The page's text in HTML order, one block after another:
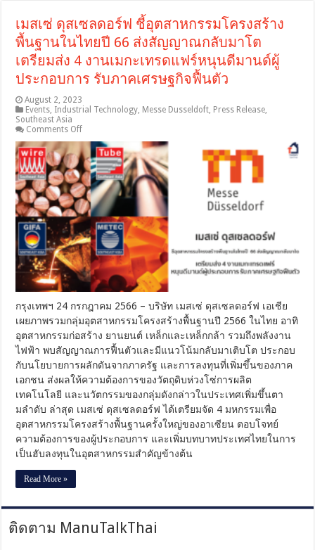
เมสเซ่ ดุสเซลดอร์ฟ ชี้อุตสาหกรรมโครงสร้าง
พื้นฐานในไทยปี 66 ส่งสัญญาณกลับมาโต
เตรียมส่ง 4 งานเมกะเทรดแฟร์หนุนดีมานด์ผู้
ประกอบการ รับภาคเศรษฐกิจฟื้นตัว
August 2, 2023
Events Industrial Technology Messe Dusseldoft Press Release
Southeast Asia
Comments Offon
เม
สเซ่
ดุ
ส
เซ
ลด
อร์ฟ
ชี้
อุตสาหกรรม
โครงสร้าง
พื้น
ฐาน
ไทย
ปี
66
ส่ง
สัญญาณ
กลับ
มา
เตรียม
ส่ง
4
งาน
หนุน
ดีมานด์
ผู้
กรุงเทพฯ 24 กรกฎาคม 2566 – บริษัท เมสเซ่ ดุสเซลดอร์ฟ เอเชีย
เผยภาพรวมกลุ่มอุตสาหกรรมโครงสร้างพื้นฐานปี 2566 ในไทย อาทิ
อุตสาหกรรมก่อสร้าง ยานยนต์ เหล็กและเหล็กกล้า รวมถึงพลังงาน
ไฟฟ้า พบสัญญาณการฟื้นตัวและมีแนวโน้มกลับมาเติบโต ประกอบ
กับนโยบายการผลักดันจากภาครัฐ และการลงทุนที่เพิ่มขึ้นของภาค
เอกชน ส่งผลให้ความต้องการของวัตถุดิบห่วงโซ่การผลิต
เทคโนโลยี และนวัตกรรมของกลุ่มดังกล่าวในประเทศเพิ่มขึ้นตา
มลําดับ ล่าสุด เมสเซ่ ดุสเซลดอร์ฟ ได้เตรียมจัด 4 มหกรรมเพื่อ
อุตสาหกรรมโครงสร้างพื้นฐานครั้งใหญ่ของอาเซียน ตอบโจทย์
ความต้องการของผู้ประกอบการ และเพิ่มบทบาทประเทศไทยในการ
เป็นฮับลงทุนในอุตสาหกรรมสําคัญข้างต้น
Read More »
ติดตาม ManuTalkThai